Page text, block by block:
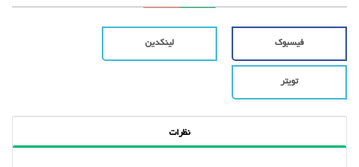
فیسبوک لینکدین
تویتر
نظرات